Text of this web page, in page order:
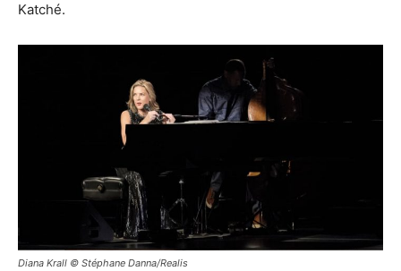
Katché.
Diana Krall © Stéphane Danna/Realis